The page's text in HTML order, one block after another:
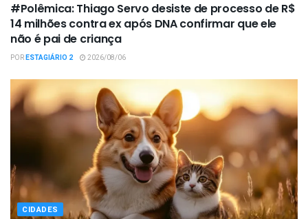
#Polêmica: Thiago Servo desiste de processo de R$
14 milhões contra ex após DNA confirmar que ele
não é pai de criança
PORESTAGIÁRIO 2 2026/08/06
CIDADES